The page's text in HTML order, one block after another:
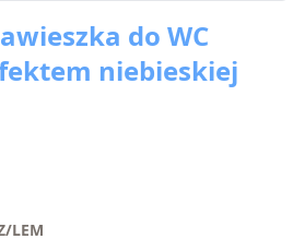
do WC
niebieskiej
LEM